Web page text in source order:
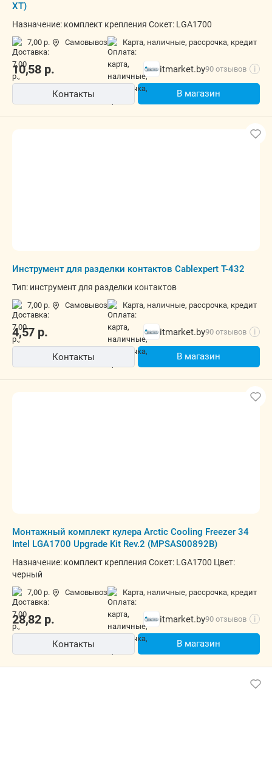
XT)
Назначение: комплект крепления Сокет: LGA1700
7,00 р. Самовывоз карта, наличные, рассрочка, кредит
10,58 р. itmarket.by90 отзывов i
Контакты В магазин
Инструмент для разделки контактов Cablexpert T-432
Тип: инструмент для разделки контактов
7,00 р. Самовывоз карта, наличные, рассрочка, кредит
4,57 р. itmarket.by90 отзывов i
Контакты В магазин
Монтажный комплект кулера Arctic Cooling Freezer 34
Intel LGA1700 Upgrade Kit Rev.2 (MPSAS00892B)
Назначение: комплект крепления Сокет: LGA1700 Цвет:
черный
7,00 р. Самовывоз карта, наличные, рассрочка, кредит
28,82 р. itmarket.by90 отзывов i
Контакты В магазин